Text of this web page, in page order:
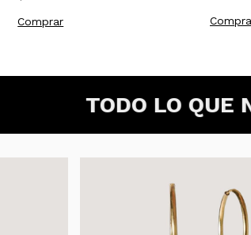
Comprar
TODO LO QUE NOS